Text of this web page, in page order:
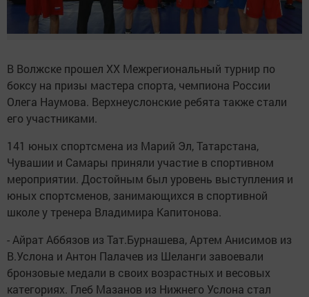
В Волжске прошел XX Межрегиональный турнир по
боксу на призы мастера спорта, чемпиона России
Олега Наумова. Верхнеуслонские ребята также стали
его участниками.
141 юных спортсмена из Марий Эл, Татарстана,
Чувашии и Самары приняли участие в спортивном
мероприятии. Достойным был уровень выступления и
юных спортсменов, занимающихся в спортивной
школе у тренера Владимира Капитонова.
- Айрат Аббязов из Тат.Бурнашева, Артем Анисимов из
В.Услона и Антон Палачев из Шеланги завоевали
бронзовые медали в своих возрастных и весовых
категориях. Глеб Мазанов из Нижнего Услона стал